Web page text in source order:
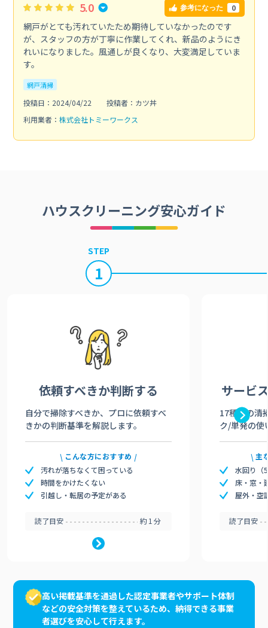
5.0 参考になった 0
網戸がとても汚れていたため期待していなかったのです
が、スタッフの方が丁寧に作業してくれ、新品のようにき
れいになりました。風通しが良くなり、大変満足していま
す。
網戸清掃
投稿日：2024/04/22
投稿者：カツ丼
利用業者： 株式会社トミーワークス
ハウスクリーニング安心ガイド
STEP
1
依頼すべきか判断する
自分で掃除すべきか、プロに依頼すべ
きかの判断基準を解説します。
こんな方におすすめ
汚れが落ちなくて困っている
時間をかけたくない
引越し・転居の予定がある
読了目安 約1分
サービ
17種類の清
ク/単発の使
主
水回り（
床・窓・
屋外・空
読了目安
高い掲載基準を通過した認定事業者やサポート体制
などの安全対策を整えているため、納得できる事業
者選びを安心して行えます。